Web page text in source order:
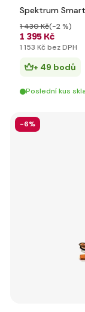
Spektrum Smart
1 395 Kč
1 430 Kč(-2 %)
1 153 Kč bez DPH
+ 49 bodů
Poslední kus
-6%